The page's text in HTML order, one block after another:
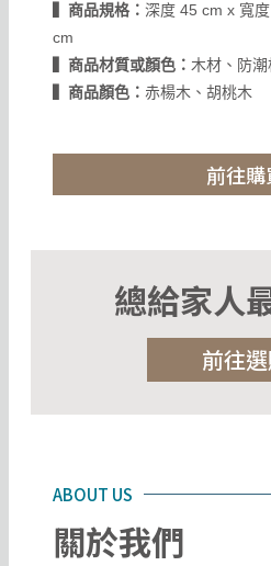
▍商品規格： 深度 45 cm x 寬
cm
▍商品材質或顏色： 木材、防潮
▍商品顏色： 赤楊木、胡桃木
前往購
總給家人
前往
ABOUT US
關於我們